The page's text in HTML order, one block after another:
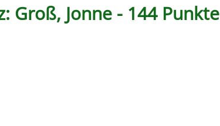
Groß, Jonne - 144 Punkte